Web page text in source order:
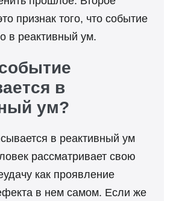
признак того, что событие
в реактивный ум.
в
ум?
в реактивный ум
рассматривает свою
как проявление
в нем самом. Если же